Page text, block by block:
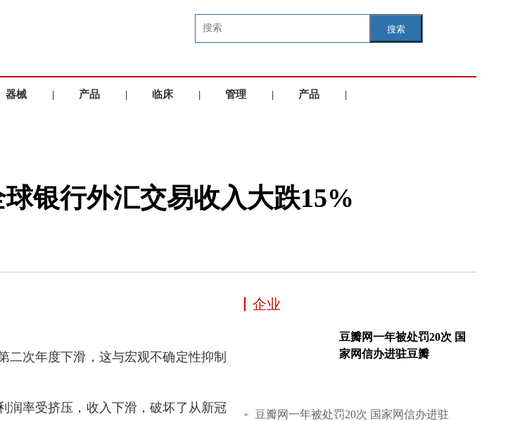
搜索
器械 | 产品 | 临床 | 管理 | 产品 |
银行外汇交易收入大跌15%
次年度下滑，这与宏观不确定性抑制
润率受挤压，收入下滑，破坏了从新冠
企业
豆瓣网一年被处罚20次 国
家网信办进驻豆瓣
豆瓣网一年被处罚20次 国家网信办进驻